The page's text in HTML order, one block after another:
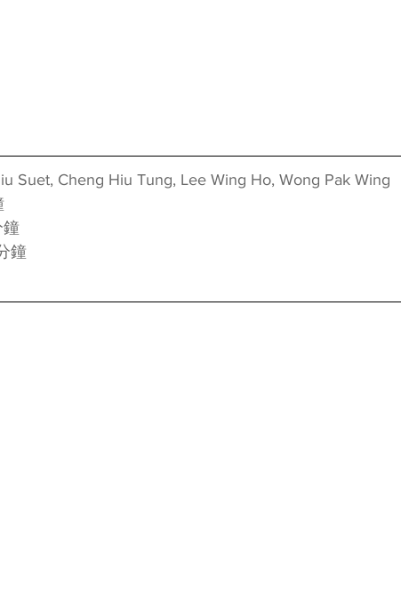
Suet, Cheng Hiu Tung, Lee Wing Ho, Wong Pak Wing
鐘
鐘